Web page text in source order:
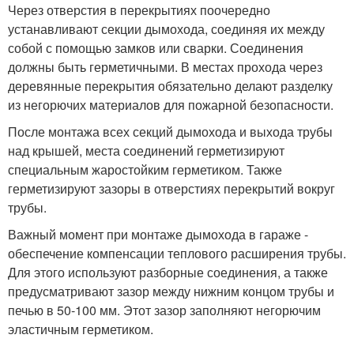
Через отверстия в перекрытиях поочередно
устанавливают секции дымохода, соединяя их между
собой с помощью замков или сварки. Соединения
должны быть герметичными. В местах прохода через
деревянные перекрытия обязательно делают разделку
из негорючих материалов для пожарной безопасности.
После монтажа всех секций дымохода и выхода трубы
над крышей, места соединений герметизируют
специальным жаростойким герметиком. Также
герметизируют зазоры в отверстиях перекрытий вокруг
трубы.
Важный момент при монтаже дымохода в гараже -
обеспечение компенсации теплового расширения трубы.
Для этого используют разборные соединения, а также
предусматривают зазор между нижним концом трубы и
печью в 50-100 мм. Этот зазор заполняют негорючим
эластичным герметиком.